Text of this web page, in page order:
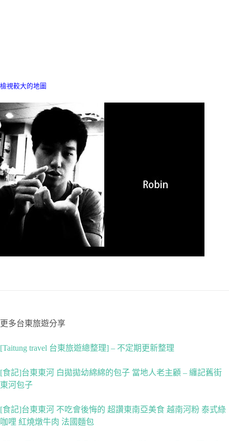
檢視較大的地圖
更多台東旅遊分享
[Taitung travel 台東旅遊總整理] – 不定期更新整理
[食記]台東東河 白拋拋幼綿綿的包子 當地人老主顧 – 纏記舊街
東河包子
[食記]台東東河 不吃會後悔的 超讚東南亞美食 越南河粉 泰式綠
咖哩 紅燒燉牛肉 法國麵包